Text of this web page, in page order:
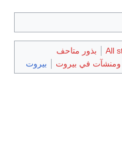
All
بذور متاحف
ومنشآت في بيروت بيروت